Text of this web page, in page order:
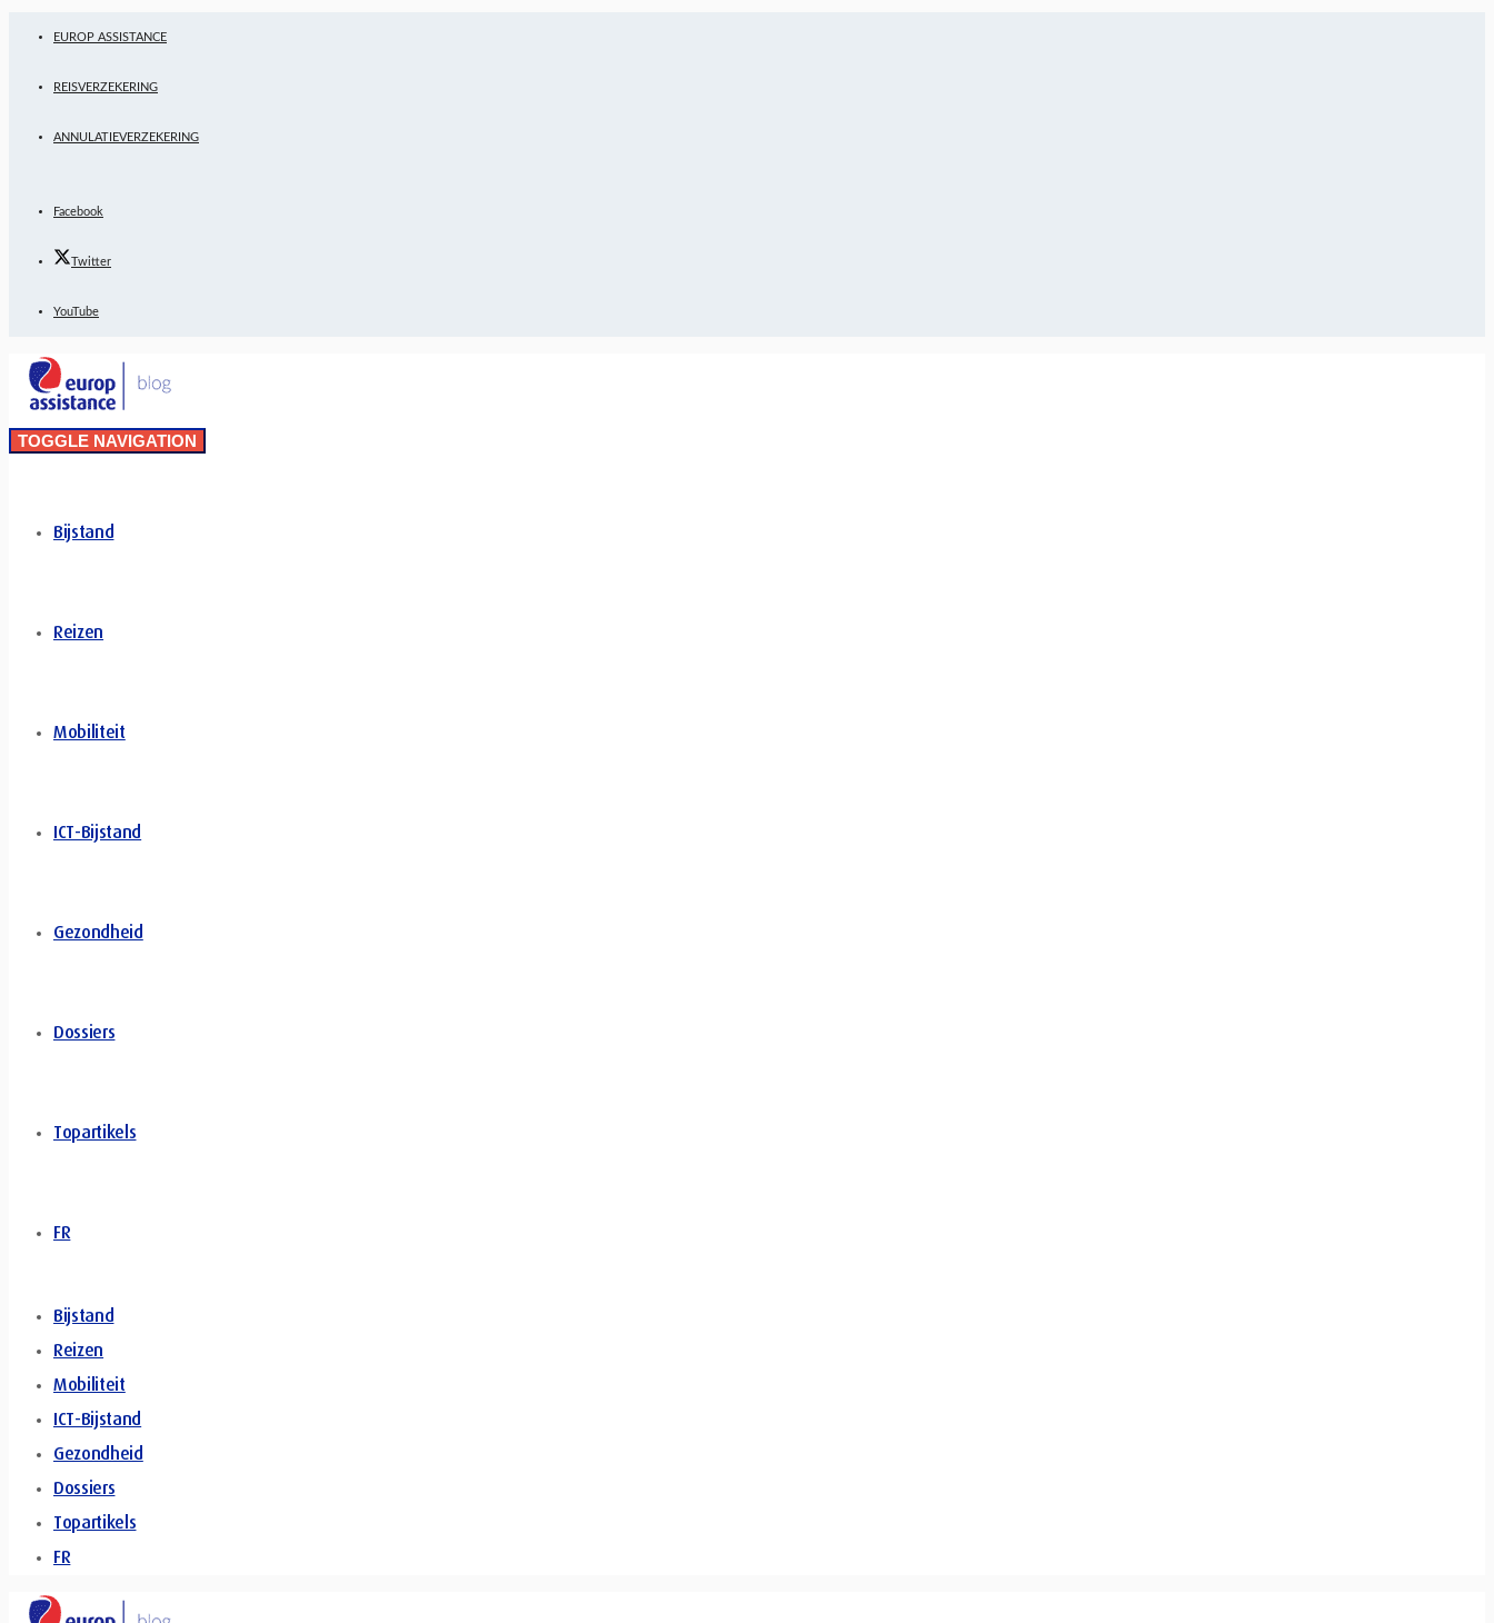
EUROP ASSISTANCE
REISVERZEKERING
ANNULATIEVERZEKERING
Facebook
Twitter
YouTube
TOGGLE NAVIGATION
Bijstand
Reizen
Mobiliteit
ICT-Bijstand
Gezondheid
Dossiers
Topartikels
FR
Bijstand
Reizen
Mobiliteit
ICT-Bijstand
Gezondheid
Dossiers
Topartikels
FR